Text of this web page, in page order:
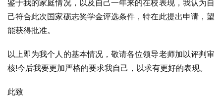
鉴于我的家庭情况，以及自己一年来的在校表现，我认为自
己符合此次国家砺志奖学金评选条件，特在此提出申请，望
能获得批准。
以上即为我个人的基本情况，敬请各位领导老师加以评判审
核!今后我要更加严格的要求我自己，以求有更好的表现。
此致